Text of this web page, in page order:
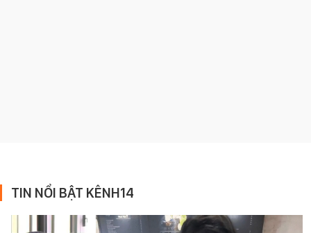
TIN NỔI BẬT KÊNH14